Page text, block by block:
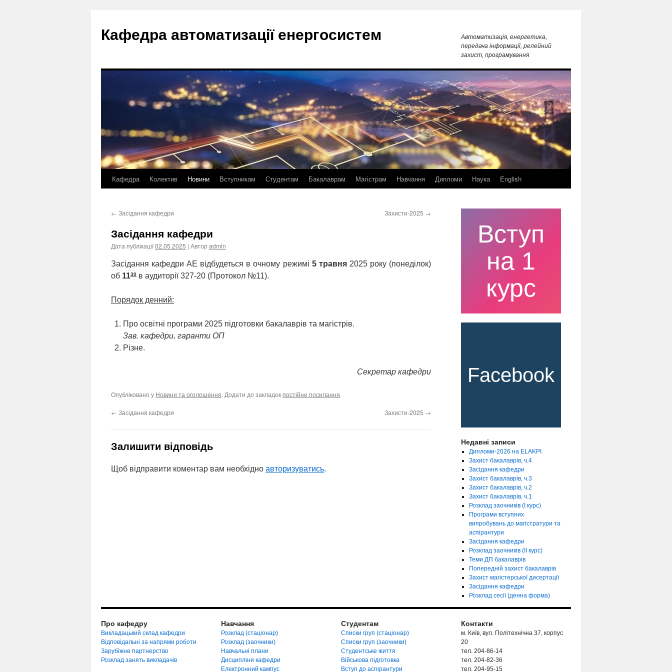
вмісту
Кафедра автоматизації енергосистем
Автоматизація, енергетика,
передача інформації, релейний
захист, програмування
Кафедра Колектив Новини Вступникам Студентам Бакалаврам Магістрам Навчання Дипломи Наука English
← Засідання кафедри Захисти-2025 →
Засідання кафедри
Дата публікації02.05.2025 | Автор admin
Засідання кафедри АЕ відбудеться в очному режимі 5 травня2025 року (понеділок)
об 1130 в аудиторії 327-20 (Протокол №11).
Порядок денний:
Про освітні програми 2025 підготовки бакалаврів та магістрів.
Зав. кафедри, гаранти ОП
Різне.
Секретар кафедри
Опубліковано у Новини та оголошення. Додати до закладокпостійне посилання.
← Засідання кафедри Захисти-2025 →
Залишити відповідь
Щоб відправити коментар вам необхідно авторизуватись.
Вступ
на 1
курс
Facebook
Недавні записи
Дипломи-2026 на ELAKPI
Захист бакалаврів, ч.4
Засідання кафедри
Захист бакалаврів, ч.3
Захист бакалаврів, ч.2
Захист бакалаврів, ч.1
Розклад заочників (І курс)
Програми вступних
випробувань до магістратури та
аспірантури
Засідання кафедри
Розклад заочників (ІІ курс)
Теми ДП бакалаврів
Попередній захист бакалаврів
Захист магістерської дисертації
Засідання кафедри
Розклад сесії (денна форма)
Про кафедру
Викладацький склад кафедри
Відповідальні за напрями роботи
Зарубіжне партнерство
Розклад занять викладачів
Навчання
Розклад (стаціонар)
Розклад (заочники)
Навчальні плани
Дисципліни кафедри
Електронний кампус
Студентам
Списки груп (стаціонар)
Списки груп (заочники)
Студентське життя
Військова підготовка
Вступ до аспірантури
Контакти
м. Київ, вул. Політехнічна 37, корпус
20
тел. 204-86-14
тел. 204-82-36
тел. 204-95-15